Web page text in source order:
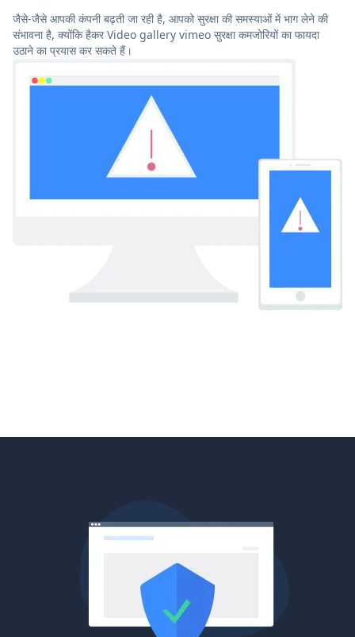
जैसे-जैसे आपकी कंपनी बढ़ती जा रही है, आपको सुरक्षा की समस्याओं में भाग लेने की
संभावना है, क्योंकि हैकर Video gallery vimeo सुरक्षा कमजोरियों का फायदा
उठाने का प्रयास कर सकते हैं।